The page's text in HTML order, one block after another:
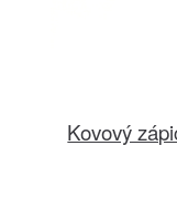
Kovový